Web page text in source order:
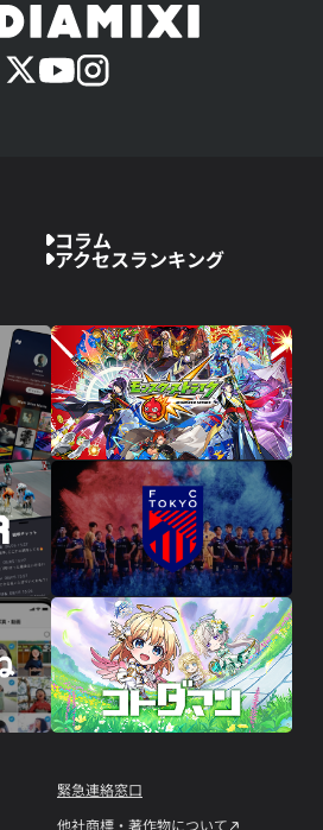
コラム
アクセスランキング
緊急連絡窓口
他社商標・著作物について